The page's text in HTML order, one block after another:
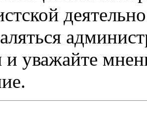
уважайте